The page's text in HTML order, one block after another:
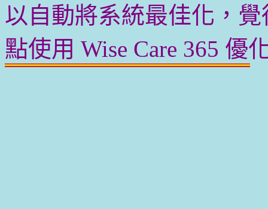
以自動將系統最佳化，
點使用 Wise Care 365 優